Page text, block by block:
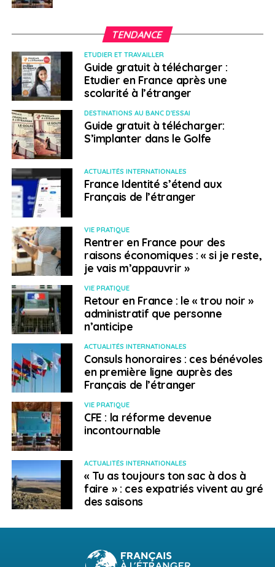
TENDANCE
ETUDIER ET TRAVAILLER
Guide gratuit à télécharger :
Etudier en France après une
scolarité à l’étranger
DESTINATIONS AU BANC D'ESSAI
Guide gratuit à télécharger:
S’implanter dans le Golfe
ACTUALITÉS INTERNATIONALES
France Identité s’étend aux
Français de l’étranger
VIE PRATIQUE
Rentrer en France pour des
raisons économiques : « si je reste,
je vais m’appauvrir »
VIE PRATIQUE
Retour en France : le « trou noir »
administratif que personne
n’anticipe
ACTUALITÉS INTERNATIONALES
Consuls honoraires : ces bénévoles
en première ligne auprès des
Français de l’étranger
VIE PRATIQUE
CFE : la réforme devenue
incontournable
ACTUALITÉS INTERNATIONALES
« Tu as toujours ton sac à dos à
faire » : ces expatriés vivent au gré
des saisons